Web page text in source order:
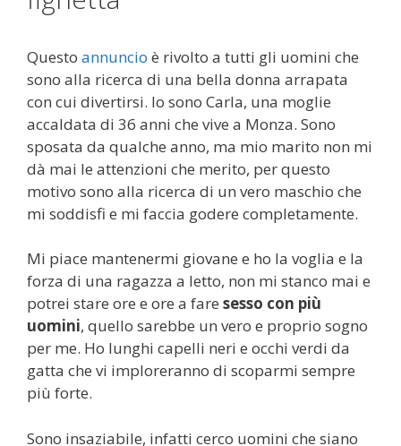
Questo annuncio è rivolto a tutti gli uomini che
sono alla ricerca di una bella donna arrapata
con cui divertirsi. Io sono Carla, una moglie
accaldata di 36 anni che vive a Monza. Sono
sposata da qualche anno, ma mio marito non mi
dà mai le attenzioni che merito, per questo
motivo sono alla ricerca di un vero maschio che
mi soddisfi e mi faccia godere completamente.
Mi piace mantenermi giovane e ho la voglia e la
forza di una ragazza a letto, non mi stanco mai e
potrei stare ore e ore a fare sesso con più
uomini, quello sarebbe un vero e proprio sogno
per me. Ho lunghi capelli neri e occhi verdi da
gatta che vi imploreranno di scoparmi sempre
più forte.
Sono insaziabile, infatti cerco uomini che siano